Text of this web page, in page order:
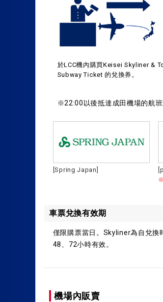
於LCC機內購買Keisei Skyliner &
Subway Ticket 的兌換券。
※22:00以後抵達成田機場的航班
[Spring Japan]
車票兌換有效期
僅限購票當日。Skyliner為自兌
48、72小時有效。
機場內販賣